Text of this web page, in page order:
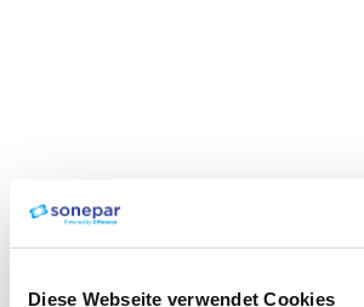
Diese Webseite verwendet Cookies